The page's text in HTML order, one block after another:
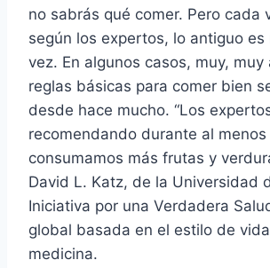
no sabrás qué comer. Pero cada
según los expertos, lo antiguo es
vez. En algunos casos, muy, muy
reglas básicas para comer bien
desde hace mucho. “Los
recomendando durante al
consumamos más frutas y
David L. Katz, de la Universidad
Iniciativa por una Verdadera
global basada en el estilo de
medicina.